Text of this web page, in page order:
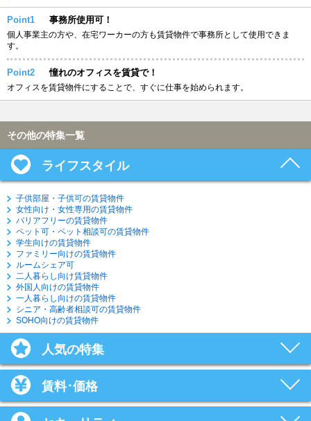
Point1 事務所使用可！
個人事業主の方や、在宅ワーカーの方も賃貸物件で事務所として使用できま
す。
Point2 憧れのオフィスを賃貸で！
オフィスを賃貸物件にすることで、すぐに仕事を始められます。
その他の特集一覧
ライフスタイル
子供部屋・子供可の賃貸物件
女性向け・女性専用の賃貸物件
バリアフリーの賃貸物件
ペット可・ペット相談可の賃貸物件
学生向けの賃貸物件
ファミリー向けの賃貸物件
ルームシェア可
二人暮らし向け賃貸物件
外国人向けの賃貸物件
一人暮らし向けの賃貸物件
シニア・高齢者相談可の賃貸物件
SOHO向けの賃貸物件
人気の特集
賃料･価格